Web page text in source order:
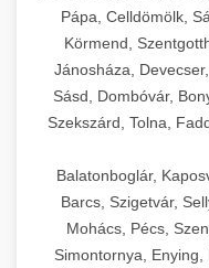
Pápa, Celldömölk,
Körmend,
Jánosháza,
Sásd, Dombóvár,
Szekszárd, Tolna,
Balatonboglár,
Barcs, Szigetvár,
Mohács, Pécs,
Simontornya, Enying,